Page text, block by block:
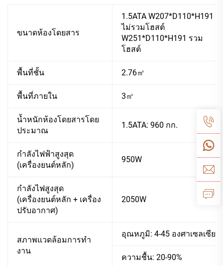
ขนาดห้องโดยสาร
1.5ATA W207*D110*H191
ไม่รวมโฮสต์
W251*D110*H191 รวม
โฮสต์
พื้นที่ชั้น 2.76㎡
พื้นที่ภายใน 3㎥
น้ำหนักห้องโดยสารโดย
ประมาณ
1.5ATA: 960 กก.
กำลังไฟฟ้าสูงสุด
(เครื่องยนต์หลัก)
950W
กำลังไฟสูงสุด
(เครื่องยนต์หลัก + เครื่อง
ปรับอากาศ)
2050W
สภาพแวดล้อมการทํา
งาน
อุณหภูมิ: 4-45 องศาเซลเซียส
ความชื้น: 20-90%